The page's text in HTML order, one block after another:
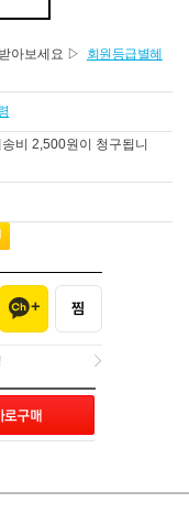
아보세요 ▷
회원등급별혜
비 2,500원이 청구됩니